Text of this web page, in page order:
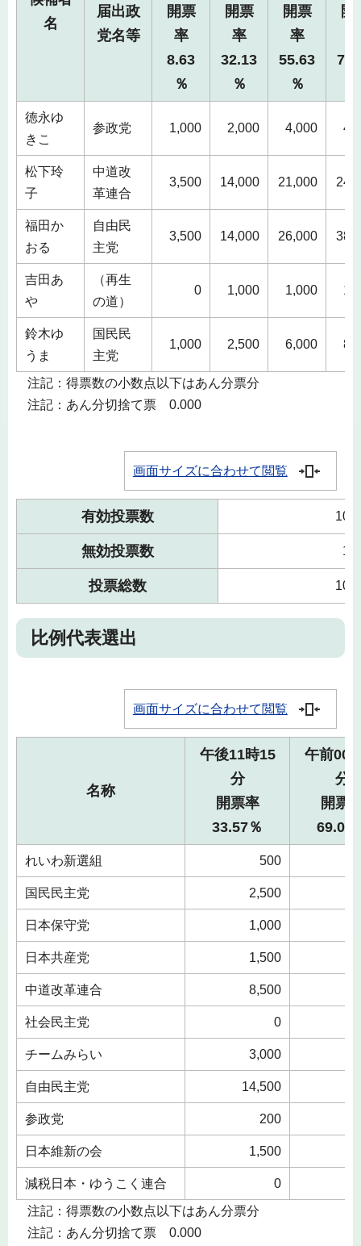
名
届出政
党名等
開票
率
8.63
％
開票
率
32.13
％
開票
率
55.63
％
開
徳永ゆ
きこ
参政党 1,000 2,000 4,000
松下玲
子
中道改
革連合
3,500 14,000 21,000
福田か
おる
自由民
主党
3,500 14,000 26,000
吉田あ
や
（再生
の道）
0 1,000 1,000
鈴木ゆ
うま
国民民
主党
1,000 2,500 6,000
注記：得票数の小数点以下はあん分票分
注記：あん分切捨て票 0.000
画面サイズに合わせて閲覧
有効投票数
無効投票数
投票総数
比例代表選出
画面サイズに合わせて閲覧
名称
午後11時15
分
開票率
33.57％
午前00
分
開票
69.06
れいわ新選組 500
国民民主党 2,500
日本保守党 1,000
日本共産党 1,500
中道改革連合 8,500
社会民主党 0
チームみらい 3,000
自由民主党 14,500
参政党 200
日本維新の会 1,500
減税日本・ゆうこく連合
0
注記：得票数の小数点以下はあん分票分
注記：あん分切捨て票 0.000